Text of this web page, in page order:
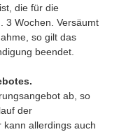
die für die
3 Wochen. Versäumt
so gilt das
beendet.
ab, so
der
kann allerdings auch